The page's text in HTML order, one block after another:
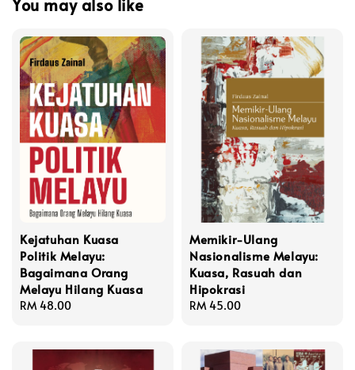
You may also like
Kejatuhan Kuasa
Politik Melayu:
Bagaimana Orang
Melayu Hilang Kuasa
Regular
RM 48.00
Memikir-Ulang
Nasionalisme Melayu:
Kuasa, Rasuah dan
Hipokrasi
Regular
RM 45.00